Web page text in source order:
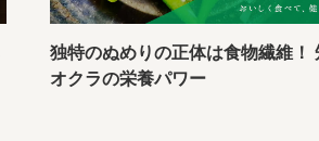
独特のぬめりの正体は食物繊維！
オクラの栄養パワー